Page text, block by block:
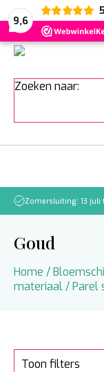
9,6
NL EN DE
Zoeken naar:
Zomersluiting: 13 juli
Goud
Home /
materiaal/Parel
Toon filters